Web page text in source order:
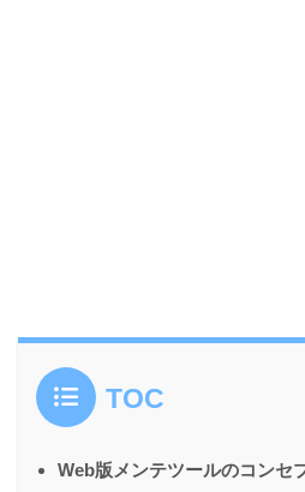
TOC
Web版メンテツールのコンセ